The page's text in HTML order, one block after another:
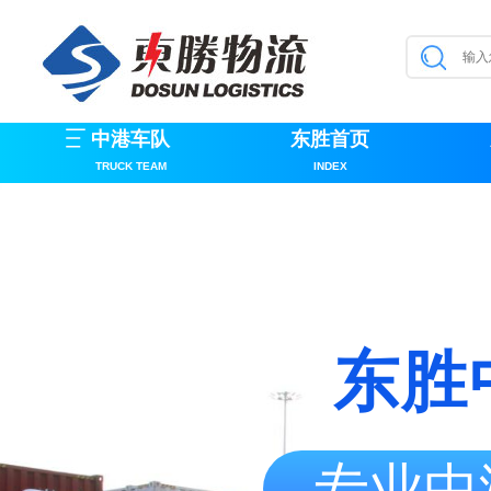
中港车队
TRUCK TEAM
东胜首页
INDEX
东胜